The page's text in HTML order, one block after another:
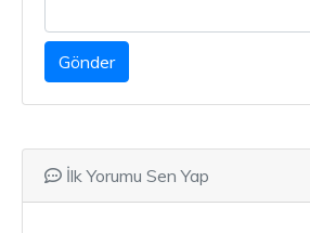
Gönder
İlk Yorumu Sen Yap